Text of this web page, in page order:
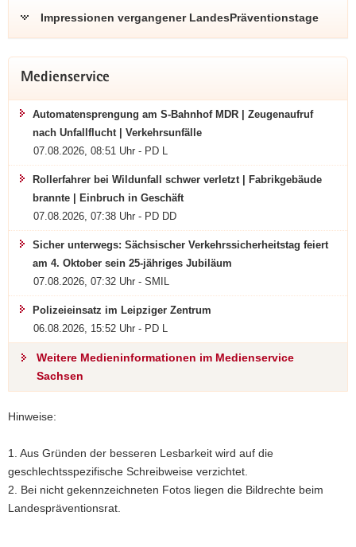
(© Landespräventionsrat Sachsen,
Fotograf Basti Winterscheidt)
Außenansicht CCL zum LPT7
Impressionen vergangener LandesPräventionstage
Medienservice
Automatensprengung am S-Bahnhof MDR | Zeugenaufruf
nach Unfallflucht | Verkehrsunfälle
07.08.2026, 08:51 Uhr - PD L
Rollerfahrer bei Wildunfall schwer verletzt | Fabrikgebäude
brannte | Einbruch in Geschäft
07.08.2026, 07:38 Uhr - PD DD
Sicher unterwegs: Sächsischer Verkehrssicherheitstag feiert
am 4. Oktober sein 25-jähriges Jubiläum
07.08.2026, 07:32 Uhr - SMIL
Polizeieinsatz im Leipziger Zentrum
06.08.2026, 15:52 Uhr - PD L
Weitere Medieninformationen im Medienservice
Sachsen
Hinweise:
1. Aus Gründen der besseren Lesbarkeit wird auf die
geschlechtsspezifische Schreibweise verzichtet.
2. Bei nicht gekennzeichneten Fotos liegen die Bildrechte beim
Landespräventionsrat.